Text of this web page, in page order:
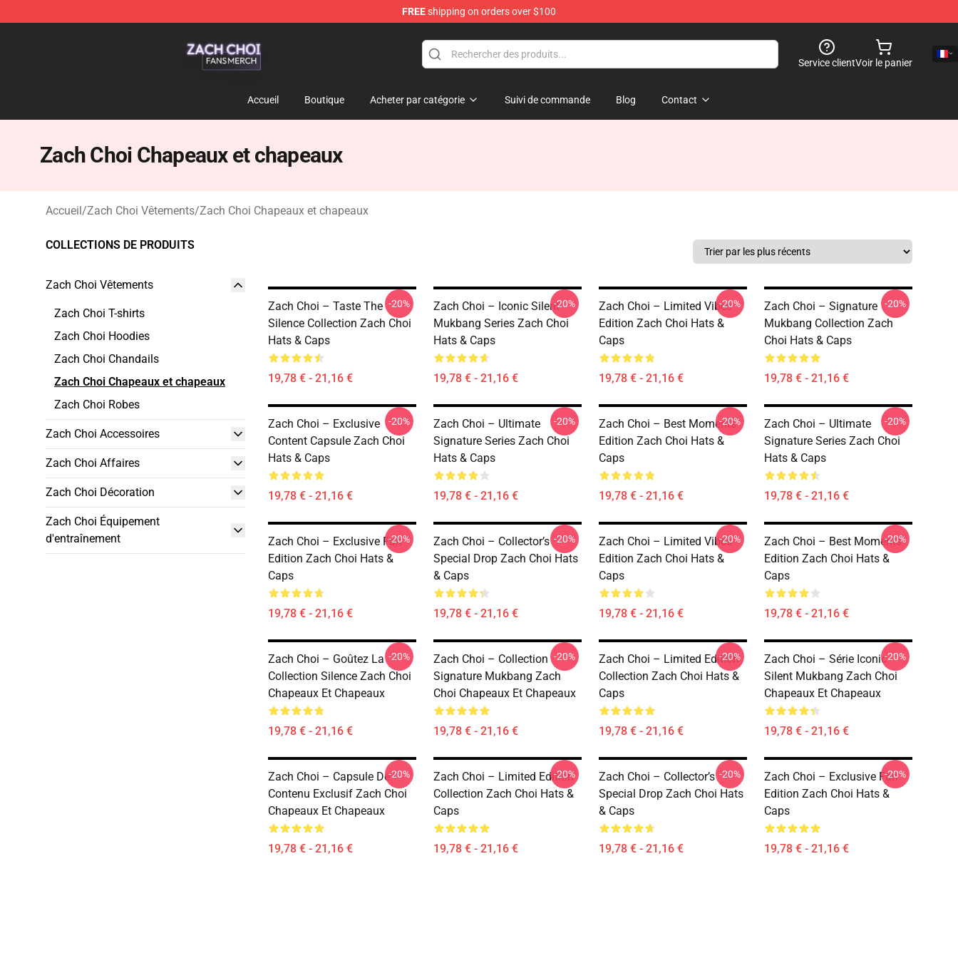
FREEshipping on orders over $100
Service clientVoir le panier
Accueil Boutique Acheter par catégorie Suivi de commande Blog Contact
Zach Choi Chapeaux et chapeaux
Accueil/Zach Choi Vêtements/Zach Choi Chapeaux et chapeaux
COLLECTIONS DE PRODUITS
Zach Choi Vêtements
Zach Choi T-shirts
Zach Choi Hoodies
Zach Choi Chandails
Zach Choi Chapeaux et chapeaux
Zach Choi Robes
Zach Choi Accessoires
Zach Choi Affaires
Zach Choi Décoration
Zach Choi Équipement
d'entraînement
Zach Choi – Taste The
Silence Collection Zach Choi
Hats & Caps
19,78 € - 21,16 €
-20%
Zach Choi – Iconic Silent
Mukbang Series Zach Choi
Hats & Caps
19,78 € - 21,16 €
-20%
Zach Choi – Limited Vibes
Edition Zach Choi Hats &
Caps
19,78 € - 21,16 €
-20%
Zach Choi – Signature
Mukbang Collection Zach
Choi Hats & Caps
19,78 € - 21,16 €
-20%
Zach Choi – Exclusive
Content Capsule Zach Choi
Hats & Caps
19,78 € - 21,16 €
-20%
Zach Choi – Ultimate
Signature Series Zach Choi
Hats & Caps
19,78 € - 21,16 €
-20%
Zach Choi – Best Moments
Edition Zach Choi Hats &
Caps
19,78 € - 21,16 €
-20%
Zach Choi – Ultimate
Signature Series Zach Choi
Hats & Caps
19,78 € - 21,16 €
-20%
Zach Choi – Exclusive Fan
Edition Zach Choi Hats &
Caps
19,78 € - 21,16 €
-20%
Zach Choi – Collector’s
Special Drop Zach Choi Hats
& Caps
19,78 € - 21,16 €
-20%
Zach Choi – Limited Vibes
Edition Zach Choi Hats &
Caps
19,78 € - 21,16 €
-20%
Zach Choi – Best Moments
Edition Zach Choi Hats &
Caps
19,78 € - 21,16 €
-20%
Zach Choi – Goûtez La
Collection Silence Zach Choi
Chapeaux Et Chapeaux
19,78 € - 21,16 €
-20%
Zach Choi – Collection
Signature Mukbang Zach
Choi Chapeaux Et Chapeaux
19,78 € - 21,16 €
-20%
Zach Choi – Limited Edition
Collection Zach Choi Hats &
Caps
19,78 € - 21,16 €
-20%
Zach Choi – Série Iconic
Silent Mukbang Zach Choi
Chapeaux Et Chapeaux
19,78 € - 21,16 €
-20%
Zach Choi – Capsule De
Contenu Exclusif Zach Choi
Chapeaux Et Chapeaux
19,78 € - 21,16 €
-20%
Zach Choi – Limited Edition
Collection Zach Choi Hats &
Caps
19,78 € - 21,16 €
-20%
Zach Choi – Collector’s
Special Drop Zach Choi Hats
& Caps
19,78 € - 21,16 €
-20%
Zach Choi – Exclusive Fan
Edition Zach Choi Hats &
Caps
19,78 € - 21,16 €
-20%